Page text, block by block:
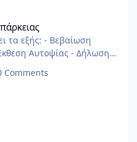
- Βεβαίωση
Comments